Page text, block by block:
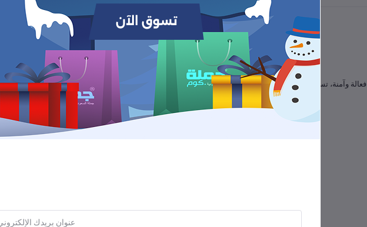
مصيدة حشرات USB فعالة وآمنة، تستخدم ضوءًا جذابًا ومروحة لسحب الحشرات وقتلها بدون مواد كيميائية، سهلة الاستخدام والتنظيف، مثالية
للمنزل والمكتب.